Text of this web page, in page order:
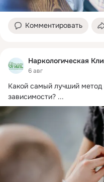
Комментировать
Наркологическая
6 авг
Какой самый лучший метод
зависимости? ...